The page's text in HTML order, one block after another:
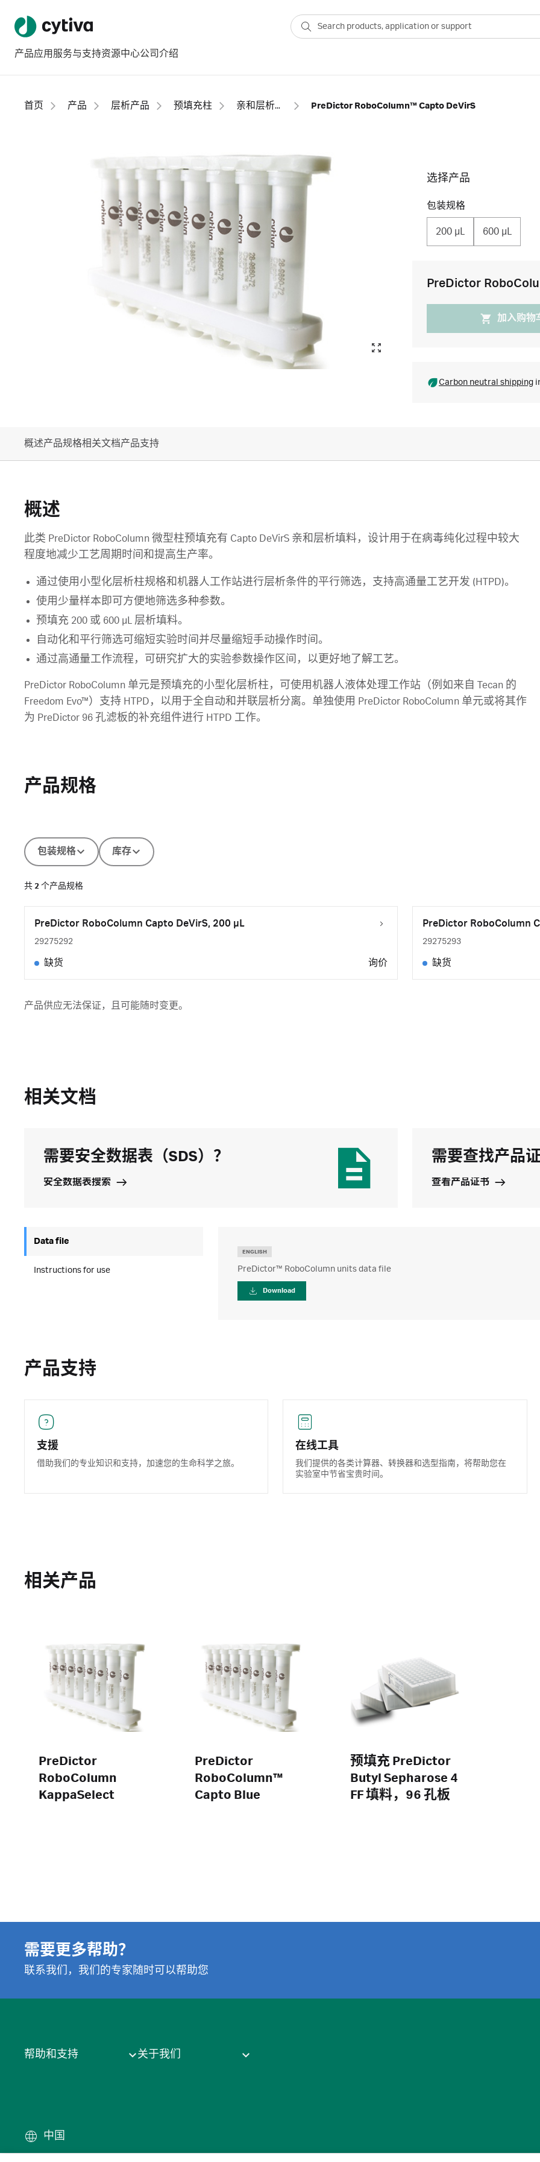
产品应用 服务与支持资源中心公司介绍
首页 产品 层析产品 预填充柱 亲和层析，特异性基团 PreDictor RoboColumn™ Capto DeVirS
选择产品
包装规格
200 μL 600 μL
PreDictor
加入购物
Carbon neutral shipping
概述产品规格相关文档产品支持
概述
此类 PreDictor RoboColumn 微型柱预填充有 Capto DeVirS 亲和层析填料，设计用于在病毒纯化过程中较大
程度地减少工艺周期时间和提高生产率。
通过使用小型化层析柱规格和机器人工作站进行层析条件的平行筛选，支持高通量工艺开发 (HTPD)。
使用少量样本即可方便地筛选多种参数。
预填充 200 或 600 µL 层析填料。
自动化和平行筛选可缩短实验时间并尽量缩短手动操作时间。
通过高通量工作流程，可研究扩大的实验参数操作区间，以更好地了解工艺。
PreDictor RoboColumn 单元是预填充的小型化层析柱，可使用机器人液体处理工作站（例如来自 Tecan 的
Freedom Evo™）支持 HTPD，以用于全自动和并联层析分离。单独使用 PreDictor RoboColumn 单元或将其作
为 PreDictor 96 孔滤板的补充组件进行 HTPD 工作。
产品规格
包装规格 库存
共 2 个产品规格
PreDictor RoboColumn Capto DeVirS, 200 µL
29275292
缺货 询价
PreDictor RoboColumn
29275293
缺货
产品供应无法保证，且可能随时变更。
相关文档
需要安全数据表（SDS）？
安全数据表搜索
需要查找产品
查看产品证书
Data file
Instructions for use
ENGLISH
PreDictor™ RoboColumn units data file
Download
产品支持
支援
借助我们的专业知识和支持，加速您的生命科学之旅。
在线工具
我们提供的各类计算器、转换器和选型指南，将帮助您在
实验室中节省宝贵时间。
相关产品
PreDictor
RoboColumn
KappaSelect
PreDictor
RoboColumn™
Capto Blue
预填充 PreDictor
Butyl Sepharose 4
FF 填料，96 孔板
需要更多帮助？
联系我们，我们的专家随时可以帮助您
帮助和支持 关于我们
中国